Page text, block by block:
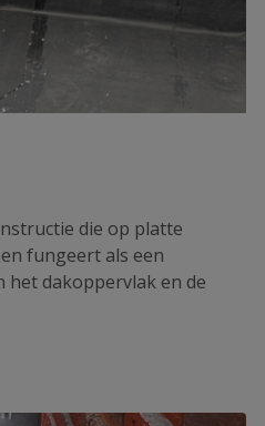
die op platte
fungeert als een
dakoppervlak en de